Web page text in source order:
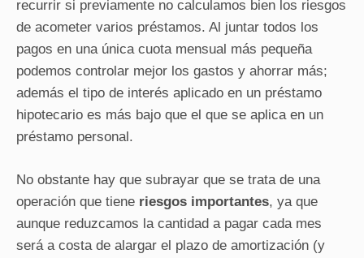
recurrir si previamente no calculamos bien los riesgos
de acometer varios préstamos. Al juntar todos los
pagos en una única cuota mensual más pequeña
podemos controlar mejor los gastos y ahorrar más;
además el tipo de interés aplicado en un préstamo
hipotecario es más bajo que el que se aplica en un
préstamo personal.
No obstante hay que subrayar que se trata de una
operación que tiene riesgos importantes, ya que
aunque reduzcamos la cantidad a pagar cada mes
será a costa de alargar el plazo de amortización (y